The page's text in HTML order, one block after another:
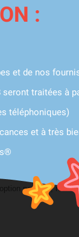
ESTESO
visuelle.
d’ailes font
tendues et racées
de la structure.
Elles
et de
payante,
et de nos
traitées à
téléphoniques)
et à très
: